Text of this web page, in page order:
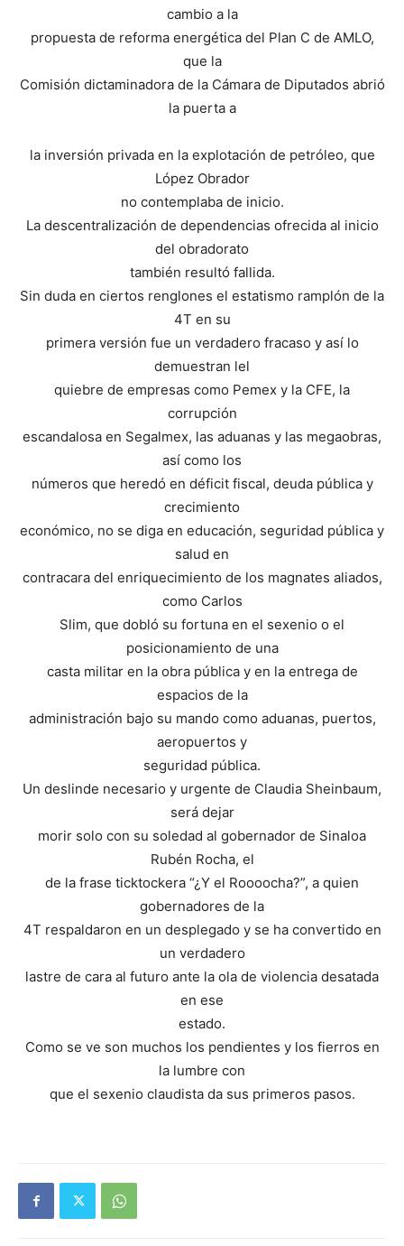
cambio a la
propuesta de reforma energética del Plan C de AMLO,
que la
Comisión dictaminadora de la Cámara de Diputados abrió
la puerta a
la inversión privada en la explotación de petróleo, que
López Obrador
no contemplaba de inicio.
La descentralización de dependencias ofrecida al inicio
del obradorato
también resultó fallida.
Sin duda en ciertos renglones el estatismo ramplón de la
4T en su
primera versión fue un verdadero fracaso y así lo
demuestran lel
quiebre de empresas como Pemex y la CFE, la
corrupción
escandalosa en Segalmex, las aduanas y las megaobras,
así como los
números que heredó en déficit fiscal, deuda pública y
crecimiento
económico, no se diga en educación, seguridad pública y
salud en
contracara del enriquecimiento de los magnates aliados,
como Carlos
Slim, que dobló su fortuna en el sexenio o el
posicionamiento de una
casta militar en la obra pública y en la entrega de
espacios de la
administración bajo su mando como aduanas, puertos,
aeropuertos y
seguridad pública.
Un deslinde necesario y urgente de Claudia Sheinbaum,
será dejar
morir solo con su soledad al gobernador de Sinaloa
Rubén Rocha, el
de la frase ticktockera “¿Y el Roooocha?”, a quien
gobernadores de la
4T respaldaron en un desplegado y se ha convertido en
un verdadero
lastre de cara al futuro ante la ola de violencia desatada
en ese
estado.
Como se ve son muchos los pendientes y los fierros en
la lumbre con
que el sexenio claudista da sus primeros pasos.